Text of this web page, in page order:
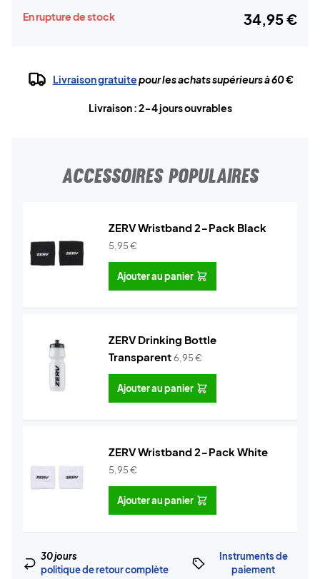
En rupture de stock 34,95 €
Livraison gratuitepour les achats supérieurs à 60 €
Livraison : 2-4 jours ouvrables
ACCESSOIRES POPULAIRES
ZERV Wristband 2-Pack Black
5,95€
Ajouter au panier
ZERV Drinking Bottle
Transparent6,95€
Ajouter au panier
ZERV Wristband 2-Pack White
5,95€
Ajouter au panier
30 jours
politique de retour complète
Instruments de
paiement